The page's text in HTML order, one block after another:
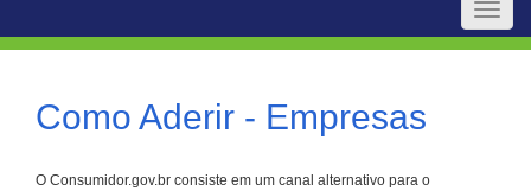
Toggle
Como Aderir - Empresas
O Consumidor.gov.br consiste em um canal alternativo para o